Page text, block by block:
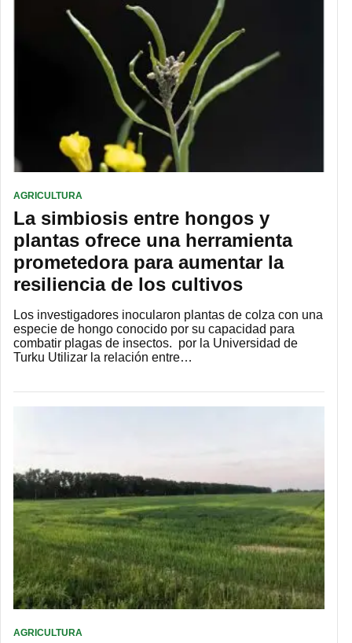
AGRICULTURA
La simbiosis entre hongos y
plantas ofrece una herramienta
prometedora para aumentar la
resiliencia de los cultivos
Los investigadores inocularon plantas de colza con una
especie de hongo conocido por su capacidad para
combatir plagas de insectos. por la Universidad de
Turku Utilizar la relación entre…
AGRICULTURA